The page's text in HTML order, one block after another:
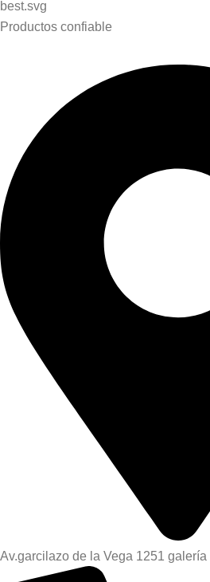
Productos confiable
Av.garcilazo de la Vega 1251